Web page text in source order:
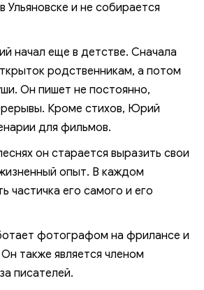
Ульяновске и не собирается
начал еще в детстве. Сначала
родственникам, а потом
Он пишет не постоянно,
Кроме стихов, Юрий
для фильмов.
он старается выразить свои
опыт. В каждом
частичка его самого и его
фотографом на фрилансе и
также является членом
писателей.